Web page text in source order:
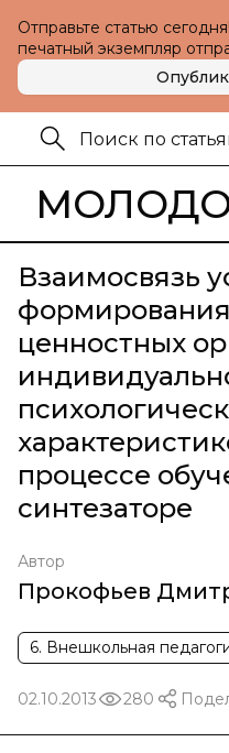
Отправьте статью
печатный экземпляр
Взаимосвязь
ценностных
процессе
синтезаторе
Автор
Прокофьев
6. Внешкольная
02.10.2013 280